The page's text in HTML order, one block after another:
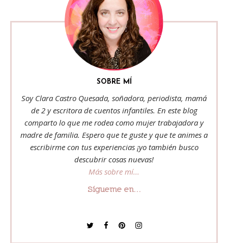
SOBRE MÍ
Soy Clara Castro Quesada, soñadora, periodista, mamá
de 2 y escritora de cuentos infantiles. En este blog
comparto lo que me rodea como mujer trabajadora y
madre de familia. Espero que te guste y que te animes a
escribirme con tus experiencias ¡yo también busco
descubrir cosas nuevas!
Más sobre mí...
Sígueme en...